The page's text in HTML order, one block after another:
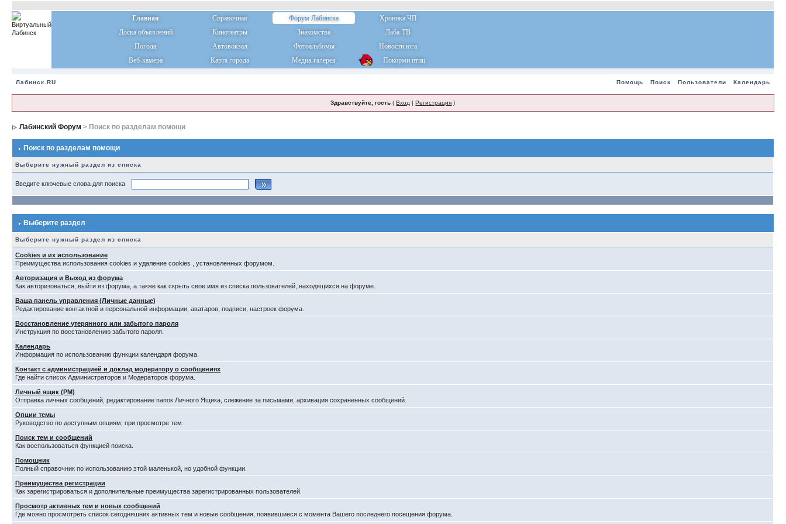
Главная Справочная Форум Лабинска
Хроника ЧП
Доска объявлений
Кинотеатры Знакомства
Лаба-ТВ
Погода
Автовокзал Фотоальбомы
Новости юга
Веб-камера
Карта города Медиа-галерея Покорми птиц
Лабинск.RU Помощь Поиск Пользователи Календарь
Здравствуйте, гость (Вход |Регистрация )
Лабинский Форум > Поиск по разделам помощи
Поиск по разделам помощи
Выберите нужный раздел из списка
Введите ключевые слова для поиска
Выберите раздел
Выберите нужный раздел из списка
Cookies и их использование
Преимущества использования cookies и удаление cookies , установленных форумом.
Авторизация и Выход из форума
Как авторизоваться, выйти из форума, а также как скрыть свое имя из списка пользователей, находящихся на форуме.
Ваша панель управления (Личные данные)
Редактирование контактной и персональной информации, аватаров, подписи, настроек форума.
Восстановление утерянного или забытого пароля
Инструкция по восстановлению забытого пароля.
Календарь
Информация по использованию функции календаря форума.
Контакт с администрацией и доклад модератору о сообщениях
Где найти список Администраторов и Модераторов форума.
Личный ящик (PM)
Отправка личных сообщений, редактирование папок Личного Ящика, слежение за письмами, архивация сохраненных сообщений.
Опции темы
Руководство по доступным опциям, при просмотре тем.
Поиск тем и сообщений
Как воспользоваться функцией поиска.
Помощник
Полный справочник по использованию этой маленькой, но удобной функции.
Преимущества регистрации
Как зарегистрироваться и дополнительные преимущества зарегистрированных пользователей.
Просмотр активных тем и новых сообщений
Где можно просмотреть список сегодняшних активных тем и новые сообщения, появившиеся с момента Вашего последнего посещения форума.